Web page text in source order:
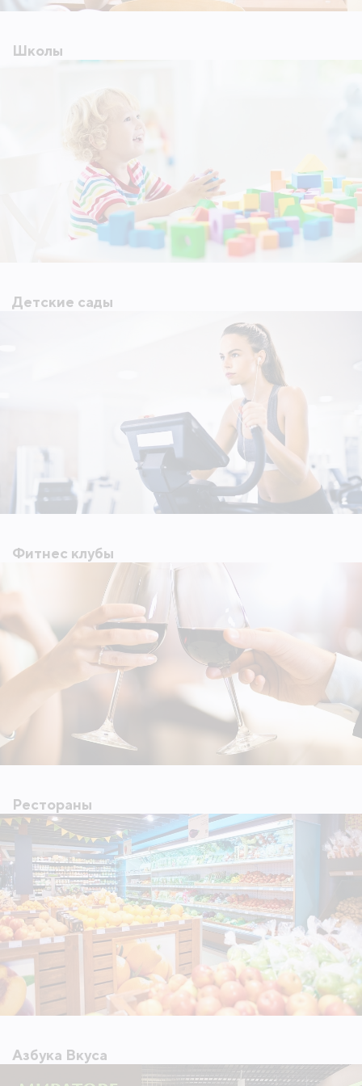
клуб «Робин Гуд», в котором преподают
спортивные тренеры. Также доступны: рестораны,
аутлет, спортивно-развлекательный центр,
магазин «Азбука Вкуса», фитнес-центры «Crocus
Fitness» и «World Class».
Школы
Детские сады
Фитнес клубы
Рестораны
Азбука Вкуса